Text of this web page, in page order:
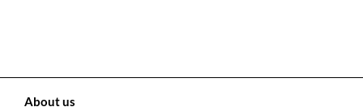
About us